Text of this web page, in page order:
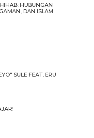
HUBUNGAN
DAN ISLAM
SULE FEAT. ERU